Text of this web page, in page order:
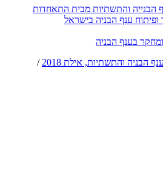
הבנייה והתשתיות מבית התאחדות
ופיתוח ענף הבניה בישראל
בענף הבניה
הבניה והתשתיות, אילת 2018
/